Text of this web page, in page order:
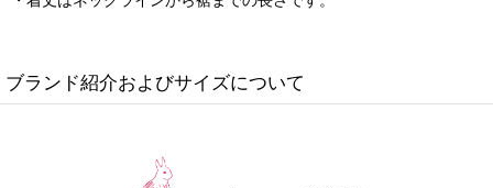
ブランド紹介およびサイズについて